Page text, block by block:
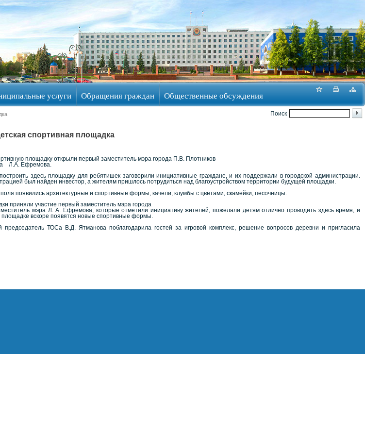
услуги Обращения граждан Общественные обсуждения
Поиск
спортивная площадка
площадку открыли первый заместитель мэра города П.В. Плотников
Л.А. Ефремова.
здесь площадку для ребятишек заговорили инициативные граждане, и их поддержали в городской администрации.
был найден инвестор, а жителям пришлось потрудиться над благоустройством территории будущей площадки.
появились архитектурные и спортивные формы, качели, клумбы с цветами, скамейки, песочницы.
приняли участие первый заместитель мэра города
мэра Л. А. Ефремова, которые отметили инициативу жителей, пожелали детям отлично проводить здесь время, и
вскоре появятся новые спортивные формы.
ТОСа В.Д. Ятманова поблагодарила гостей за игровой комплекс, решение вопросов деревни и пригласила